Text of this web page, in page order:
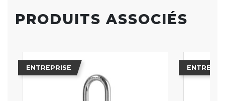
PRODUITS ASSOCIÉS
ENTREPRISE